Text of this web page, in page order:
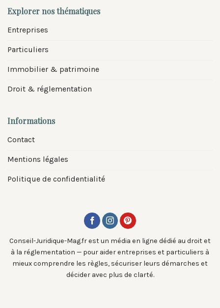
Explorer nos thématiques
Entreprises
Particuliers
Immobilier & patrimoine
Droit & réglementation
Informations
Contact
Mentions légales
Politique de confidentialité
Conseil-Juridique-Mag.fr est un média en ligne dédié au droit et
à la réglementation — pour aider entreprises et particuliers à
mieux comprendre les règles, sécuriser leurs démarches et
décider avec plus de clarté.